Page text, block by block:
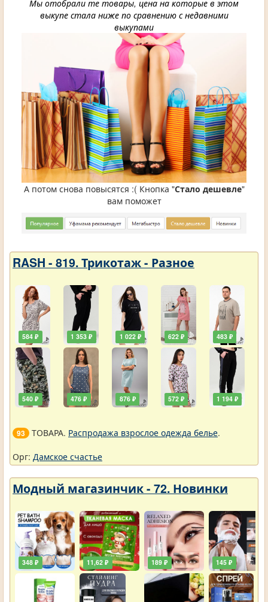
Мы отобрали те товары, цена на которые в этом
выкупе стала ниже по сравнению с недавними
выкупами
А потом снова повысятся :( Кнопка "Стало дешевле"
вам поможет
RASH - 819. Трикотаж - Разное
584 ₽
540 ₽
1 353 ₽
476 ₽
1 022 ₽
876 ₽
622 ₽
572 ₽
483 ₽
1 194 ₽
93 ТОВАРА. Распродажа взрослое одежда белье.
Орг: Дамское счастье
Модный магазинчик - 72. Новинки
348 ₽ 11,62 ₽ 189 ₽ 145 ₽